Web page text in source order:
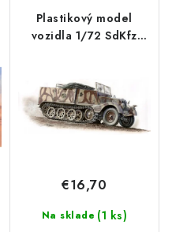
Plastikový model
vozidla 1/72 SdKfz
Na sklade (1 ks)
€16,70